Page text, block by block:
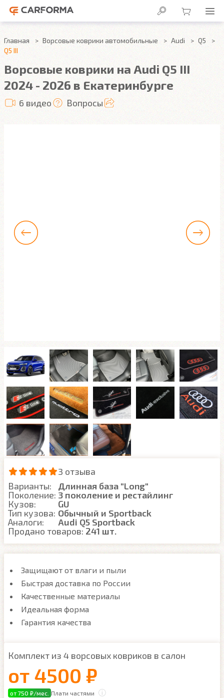
Главная Ворсовые коврики автомобильные Audi
Q5
Q5 III
Ворсовые коврики на Audi Q5 III
2024 - 2026 в Екатеринбурге
6 видео Вопросы
3 отзыва
Варианты:
Длинная база "Long"
Поколение: 3 поколение и рестайлинг
Кузов:
GU
Тип кузова: Обычный и Sportback
Аналоги:
Audi Q5 Sportback
Продано товаров:241 шт.
Защищают от влаги и пыли
Быстрая доставка по России
Качественные материалы
Идеальная форма
Гарантия качества
Комплект из 4 ворсовых ковриков в салон
от 4500 ₽
от 750 ₽/мес. Плати частями